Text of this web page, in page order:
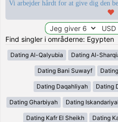
Vi arbejder hårdt for at give dig den
Find singler i områderne: Egypten
Dating Al-Qalyubia Dating Al-
Dating Bani Suwayf
Dating Daqahliyah Dating
Dating Gharbiyah Dating
Dating Kafr El Sheikh Dating